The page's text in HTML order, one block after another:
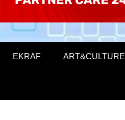
EKRAF ART&CULTURE